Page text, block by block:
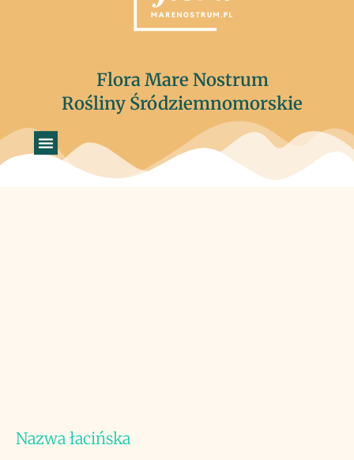
Flora Mare Nostrum
Rośliny Śródziemnomorskie
Nazwa łacińska